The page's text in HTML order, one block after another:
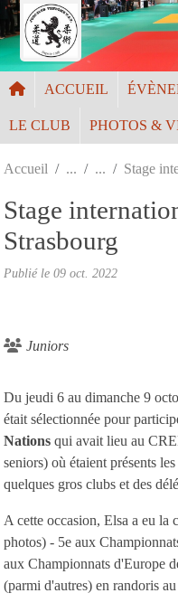
ACCUEIL
LE CLUB PHOTOS &
Accueil Stage
Stage
Strasbourg
Publié le 09 oct. 2022
Juniors
Du jeudi 6 au dimanche 9
était sélectionnée pour
Nations qui avait lieu au
seniors) où étaient présents
quelques gros clubs et des
A cette occasion, Elsa a eu
photos) - 5e aux
aux Championnats d'Europe
(parmi d'autres) en randoris
Panneau de gestion des